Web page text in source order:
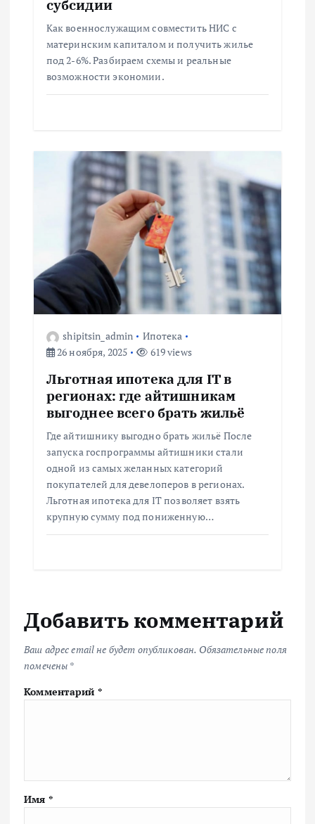
субсидии
Как военнослужащим совместить НИС с
материнским капиталом и получить жилье
под 2-6%. Разбираем схемы и реальные
возможности экономии.
shipitsin_admin
Ипотека
26 ноября, 2025
619 views
Льготная ипотека для IT в
регионах: где айтишникам
выгоднее всего брать жильё
Где айтишнику выгодно брать жильё После
запуска госпрограммы айтишники стали
одной из самых желанных категорий
покупателей для девелоперов в регионах.
Льготная ипотека для IT позволяет взять
крупную сумму под пониженную…
Добавить комментарий
Ваш адрес email не будет опубликован. Обязательные поля
помечены *
Комментарий *
Имя *